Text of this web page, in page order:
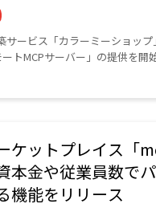
サービス「カラーミーショッ
トMCPサーバー」の提供を開
ケットプレイス「
本金や従業員数で
機能をリリース